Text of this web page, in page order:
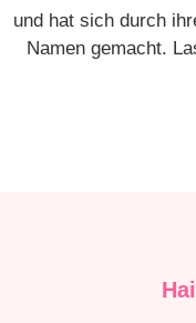
und hat sich durch
Namen gemacht.